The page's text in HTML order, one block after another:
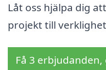
Låt oss hjälpa dig
projekt till
Få 3